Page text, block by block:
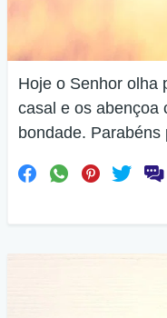
Hoje o Senhor olha
casal e os abençoa
bondade. Parabéns